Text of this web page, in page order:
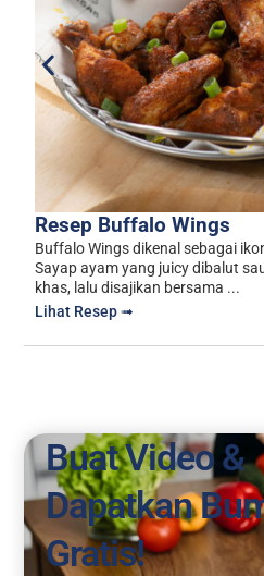
Resep Buffalo Wings
Buffalo Wings dikenal sebagai
Sayap ayam yang juicy dibalut
khas, lalu disajikan bersama ...
Lihat Resep ➟
Buat Video &
Dapatkan
Gratis!